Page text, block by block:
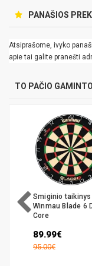
PANAŠIOS
Atsiprašome, ivyko
apie tai galite pranešti
TO PAČIO
Smiginio taikinys
Winmau Blade 6
Core
89.99€
95.00€